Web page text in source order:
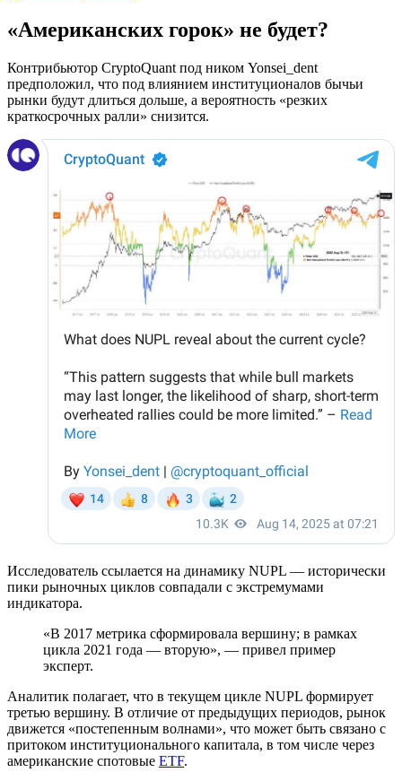
«Американских горок» не будет?
Контрибьютор CryptoQuant под ником Yonsei_dent
предположил, что под влиянием институционалов бычьи
рынки будут длиться дольше, а вероятность «резких
краткосрочных ралли» снизится.
Исследователь ссылается на динамику NUPL — исторически
пики рыночных циклов совпадали с экстремумами
индикатора.
«В 2017 метрика сформировала вершину; в рамках
цикла 2021 года — вторую», — привел пример
эксперт.
Аналитик полагает, что в текущем цикле NUPL формирует
третью вершину. В отличие от предыдущих периодов, рынок
движется «постепенным волнами», что может быть связано с
притоком институционального капитала, в том числе через
американские спотовые ETF.